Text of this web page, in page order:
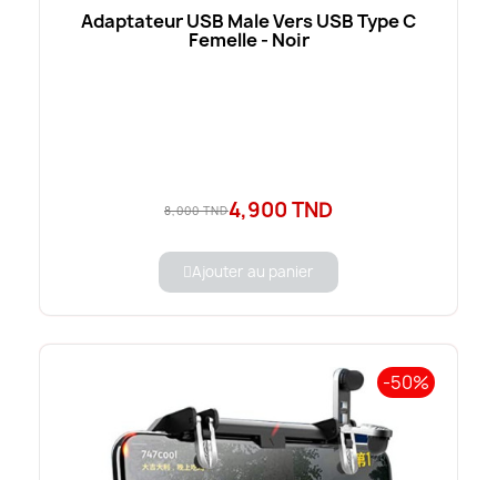
Adaptateur USB Male Vers USB Type C
Femelle - Noir
8,000 TND4,900 TND
Ajouter au panier
-50%